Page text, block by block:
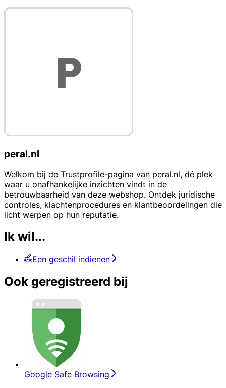
peral.nl
Welkom bij de Trustprofile-pagina van peral.nl, dé plek
waar u onafhankelijke inzichten vindt in de
betrouwbaarheid van deze webshop. Ontdek juridische
controles, klachtenprocedures en klantbeoordelingen die
licht werpen op hun reputatie.
Ik wil...
Een geschil indienen
Ook geregistreerd bij
Google Safe Browsing